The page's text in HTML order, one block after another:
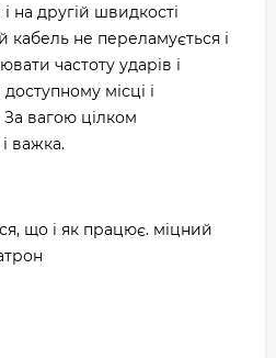
на другій швидкості
кабель не переламується і
частоту ударів і
місці і
вагою цілком
важка.
що і як працює. міцний